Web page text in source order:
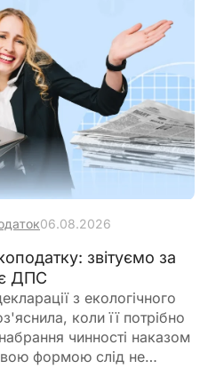
06.08.2026
звітуємо за
ДПС
з екологічного
коли її потрібно
чинності наказом
формою слід не